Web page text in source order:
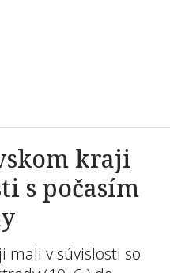
kraji
s počasím
mali v súvislosti so